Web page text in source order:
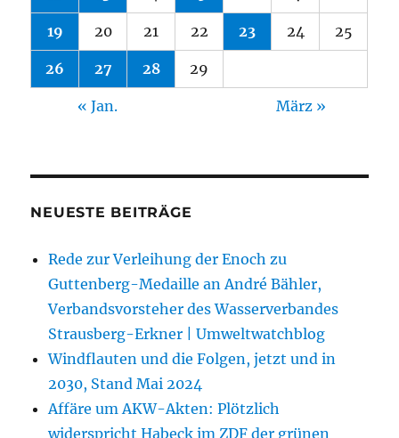
19 20 21 22 23 24 25
26 27 28 29
« Jan. März »
NEUESTE BEITRÄGE
Rede zur Verleihung der Enoch zu
Guttenberg-Medaille an André Bähler,
Verbandsvorsteher des Wasserverbandes
Strausberg-Erkner | Umweltwatchblog
Windflauten und die Folgen, jetzt und in
2030, Stand Mai 2024
Affäre um AKW-Akten: Plötzlich
widerspricht Habeck im ZDF der grünen